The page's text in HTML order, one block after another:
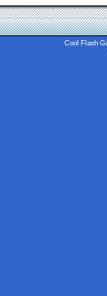
Cool Flash